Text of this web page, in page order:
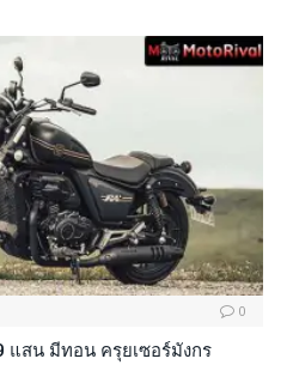
0
แสน มีทอน ครุยเซอร์มังกร